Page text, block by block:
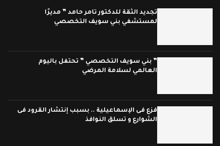
تجديد الثقة للدكتور تامر حامد ” مديرًا
لمستشفي بني سويف التخصصي
” بني سويف التخصصي ” تحتفل باليوم
العالمي لسلامة المرضي
فزع فى الإسماعيلية .. بسبب إنتشار القرود فى
الشوارع و تسلق النوافذ